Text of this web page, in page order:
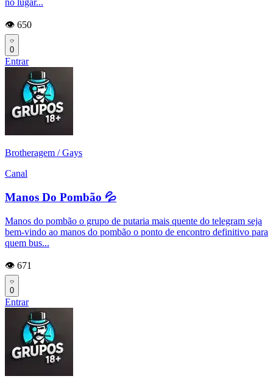
no lugar...
👁️ 650
0
Entrar
Brotheragem / Gays
Canal
Manos Do Pombão 💦
Manos do pombão o grupo de putaria mais quente do telegram seja
bem-vindo ao manos do pombão o ponto de encontro definitivo para
quem bus...
👁️ 671
0
Entrar